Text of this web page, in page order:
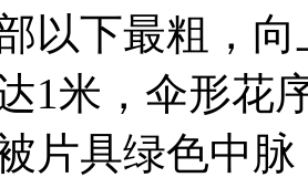
以下最粗，
1米，伞形花
片具绿色中